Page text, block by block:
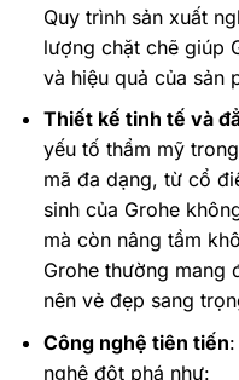
Quy trình sản xuất
lượng chặt chẽ giúp
và hiệu quả của sản
Thiết kế tinh tế và
yếu tố thẩm mỹ
mã đa dạng, từ cổ
sinh của Grohe
mà còn nâng tầm
Grohe thường mang
nên vẻ đẹp sang
Công nghệ tiên tiến
nghệ đột phá như: